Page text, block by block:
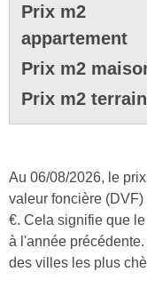
Prix m2
appartement
Prix m2
Prix m2 terrain
Au 06/08/2026, le
valeur foncière
€. Cela signifie que
à l'année
des villes les plus